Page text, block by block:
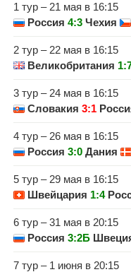
1 тур – 21 мая в 16:15
Россия 4:3 Чехия
2 тур – 22 мая в 16:15
Великобритания
3 тур – 24 мая в 16:15
Словакия 3:1
4 тур – 26 мая в 16:15
Россия 3:0 Дания
5 тур – 29 мая в 16:15
Швейцария 1:4
6 тур – 31 мая в 20:15
Россия 3:2Б
7 тур – 1 июня в 20:15